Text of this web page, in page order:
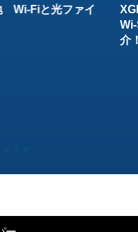
Wi-Fiと光ファイ
介